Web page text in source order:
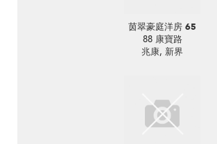
茵翠豪庭洋房 65
88 康寶路
兆康, 新界